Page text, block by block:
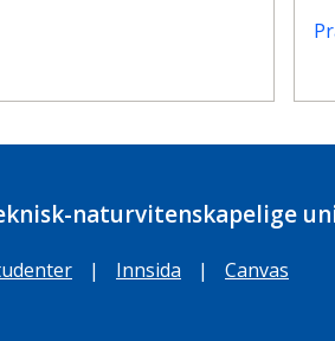
naturvitenskapelige
| Innsida | Canvas